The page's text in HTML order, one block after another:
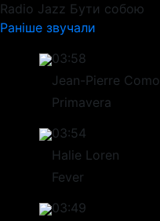
Radio Jazz Бути собою
Раніше звучали
03:58
Jean-Pierre Como
Primavera
03:54
Halie Loren
Fever
03:49